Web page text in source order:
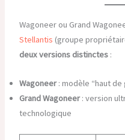
Wagoneer ou Grand
Stellantis (groupe
deux versions distinctes:
Wagoneer: modèle “haut de
Grand Wagoneer: version
technologique